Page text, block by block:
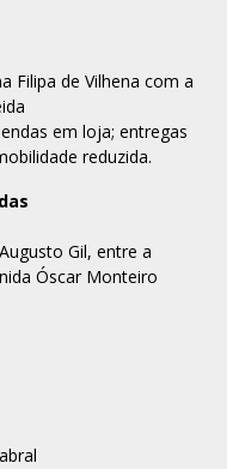
Filipa de Vilhena com a
em loja; entregas
reduzida.
Gil, entre a
Óscar Monteiro